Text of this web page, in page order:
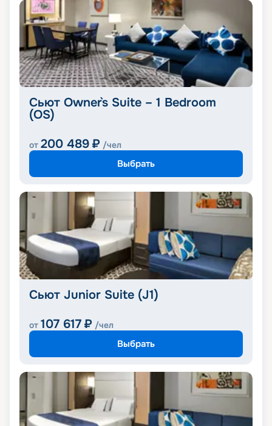
Сьют Owner`s Suite – 1 Bedroom
(OS)
от 200 489 ₽ /чел
Выбрать
Сьют Junior Suite (J1)
от 107 617 ₽ /чел
Выбрать